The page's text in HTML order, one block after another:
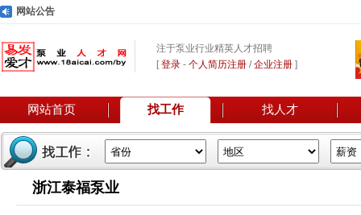
网站公告
注于泵业行业精英人才招聘
[登录 - 个人简历注册 /企业注册 ]
网站首页 找工作 找人才
浙江泰福泵业